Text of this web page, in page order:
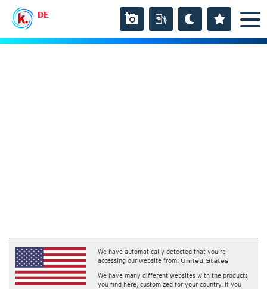
DE
We have automatically detected that you're
accessing our website from: United States
We have many different websites with the products
you find here, customized for your country. If you